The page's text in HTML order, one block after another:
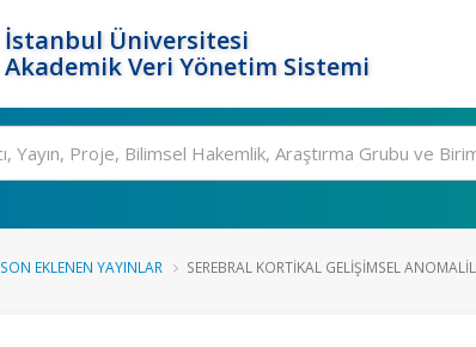
İstanbul Üniversitesi
Akademik Veri Yönetim Sistemi
SON EKLENEN YAYINLAR SEREBRAL KORTIKAL GELIŞIMSEL